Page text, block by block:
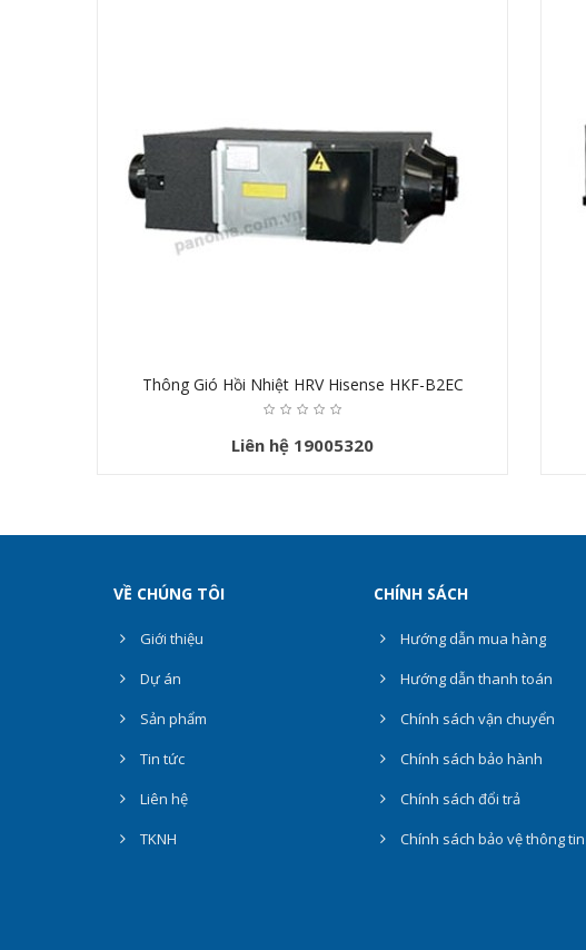
Thông Gió Hồi Nhiệt HRV Hisense HKF-B2EC
Liên hệ 19005320
VỀ CHÚNG TÔI
Giới thiệu
Dự án
Sản phẩm
Tin tức
Liên hệ
TKNH
CHÍNH SÁCH
Hướng dẫn mua hàng
Hướng dẫn thanh toán
Chính sách vận chuyển
Chính sách bảo hành
Chính sách đổi trả
Chính sách bảo vệ thông tin